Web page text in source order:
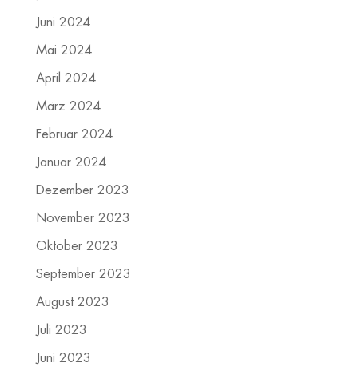
Juni 2024
Mai 2024
April 2024
März 2024
Februar 2024
Januar 2024
Dezember 2023
November 2023
Oktober 2023
September 2023
August 2023
Juli 2023
Juni 2023